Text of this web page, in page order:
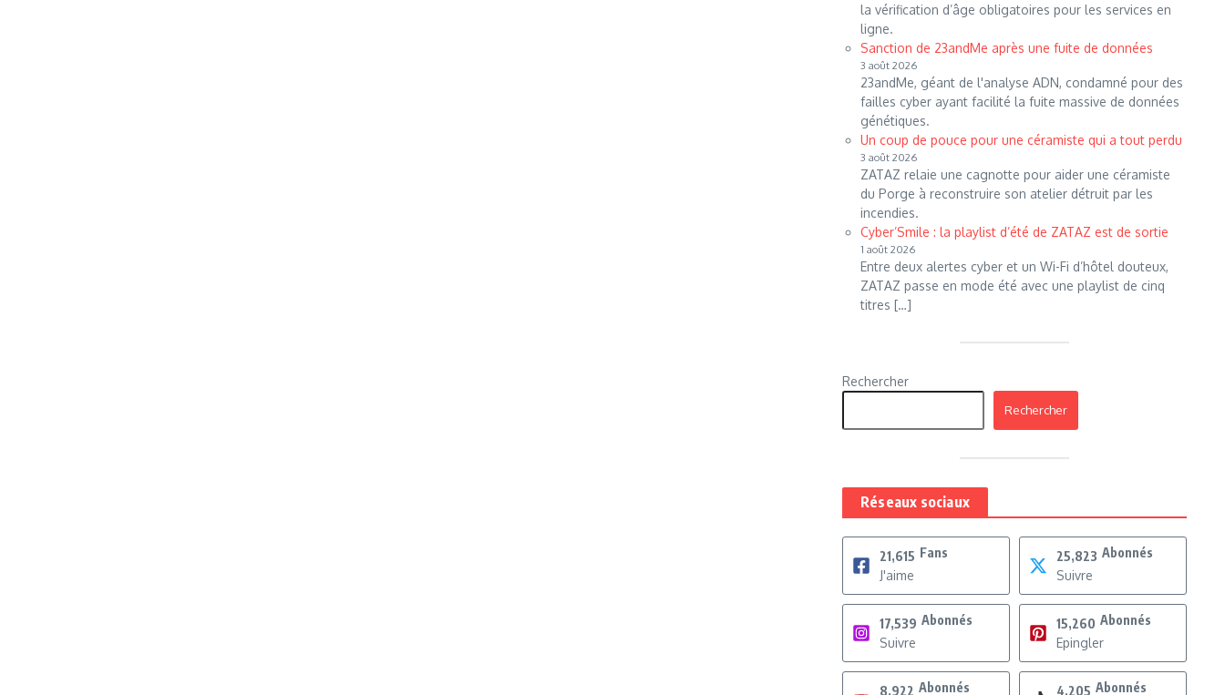
la vérification d’âge obligatoires pour les services en
ligne.
Sanction de 23andMe après une fuite de données
3 août 2026
23andMe, géant de l'analyse ADN, condamné pour des
failles cyber ayant facilité la fuite massive de données
génétiques.
Un coup de pouce pour une céramiste qui a tout perdu
3 août 2026
ZATAZ relaie une cagnotte pour aider une céramiste
du Porge à reconstruire son atelier détruit par les
incendies.
Cyber’Smile : la playlist d’été de ZATAZ est de sortie
1 août 2026
Entre deux alertes cyber et un Wi-Fi d’hôtel douteux,
ZATAZ passe en mode été avec une playlist de cinq
titres […]
Rechercher
Rechercher
Réseaux sociaux
21,615 Fans
J'aime
25,823 Abonnés
Suivre
17,539 Abonnés
Suivre
15,260 Abonnés
Epingler
8,922 Abonnés 4,205 Abonnés